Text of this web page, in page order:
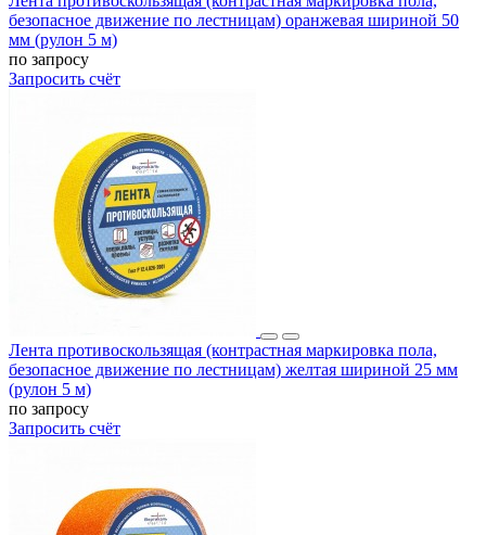
безопасное движение по лестницам) оранжевая шириной 50
мм (рулон 5 м)
по запросу
Запросить счёт
Лента противоскользящая (контрастная маркировка пола,
безопасное движение по лестницам) желтая шириной 25 мм
(рулон 5 м)
по запросу
Запросить счёт